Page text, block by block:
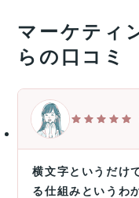
マーケティ
らの口コミ
横文字というだけ
る仕組みというわ